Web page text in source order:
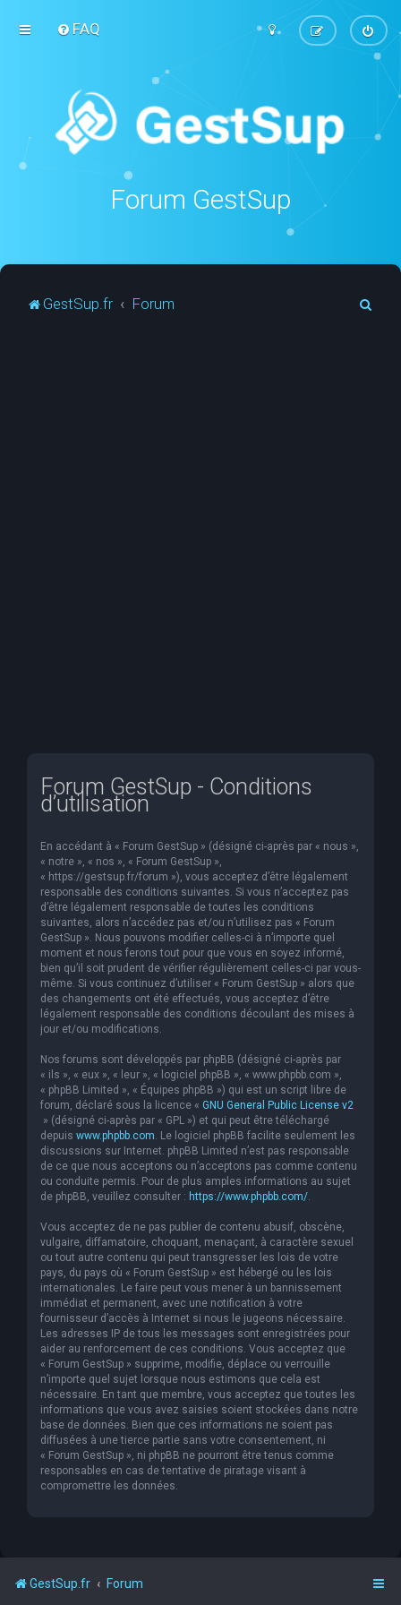
FAQ
Forum GestSup
GestSup.fr Forum
Forum GestSup - Conditions
d’utilisation
En accédant à « Forum GestSup » (désigné ci-après par « nous »,
« notre », « nos », « Forum GestSup »,
« https://gestsup.fr/forum »), vous acceptez d’être légalement
responsable des conditions suivantes. Si vous n’acceptez pas
d’être légalement responsable de toutes les conditions
suivantes, alors n’accédez pas et/ou n’utilisez pas « Forum
GestSup ». Nous pouvons modifier celles-ci à n’importe quel
moment et nous ferons tout pour que vous en soyez informé,
bien qu’il soit prudent de vérifier régulièrement celles-ci par vous-
même. Si vous continuez d’utiliser « Forum GestSup » alors que
des changements ont été effectués, vous acceptez d’être
légalement responsable des conditions découlant des mises à
jour et/ou modifications.
Nos forums sont développés par phpBB (désigné ci-après par
« ils », « eux », « leur », « logiciel phpBB », « www.phpbb.com »,
« phpBB Limited », « Équipes phpBB ») qui est un script libre de
forum, déclaré sous la licence « GNU General Public License v2
» (désigné ci-après par « GPL ») et qui peut être téléchargé
depuis www.phpbb.com. Le logiciel phpBB facilite seulement les
discussions sur Internet. phpBB Limited n’est pas responsable
de ce que nous acceptons ou n’acceptons pas comme contenu
ou conduite permis. Pour de plus amples informations au sujet
de phpBB, veuillez consulter : https://www.phpbb.com/.
Vous acceptez de ne pas publier de contenu abusif, obscène,
vulgaire, diffamatoire, choquant, menaçant, à caractère sexuel
ou tout autre contenu qui peut transgresser les lois de votre
pays, du pays où « Forum GestSup » est hébergé ou les lois
internationales. Le faire peut vous mener à un bannissement
immédiat et permanent, avec une notification à votre
fournisseur d’accès à Internet si nous le jugeons nécessaire.
Les adresses IP de tous les messages sont enregistrées pour
aider au renforcement de ces conditions. Vous acceptez que
« Forum GestSup » supprime, modifie, déplace ou verrouille
n’importe quel sujet lorsque nous estimons que cela est
nécessaire. En tant que membre, vous acceptez que toutes les
informations que vous avez saisies soient stockées dans notre
base de données. Bien que ces informations ne soient pas
diffusées à une tierce partie sans votre consentement, ni
« Forum GestSup », ni phpBB ne pourront être tenus comme
responsables en cas de tentative de piratage visant à
compromettre les données.
GestSup.fr Forum